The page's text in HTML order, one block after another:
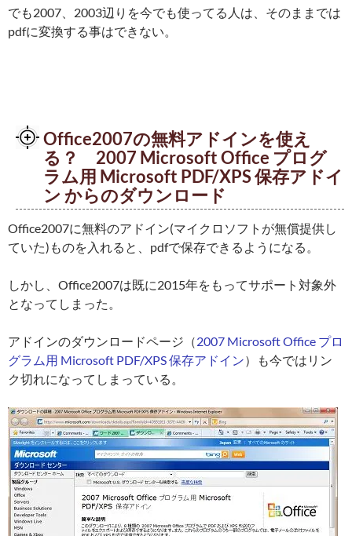
でも2007、2003辺りを今でも使ってる人は、そのままでは
pdfに変換する事はできない。
Office2007の無料アドインを使え
る？ 2007 Microsoft Office プログ
ラム用 Microsoft PDF/XPS 保存アドイ
ン からのダウンロード
Office2007に無料のアドイン(マイクロソフトが無償提供し
ていた)ものを入れると、pdfで保存できるようになる。
しかし、Office2007は既に2015年をもってサポート対象外
となってしまった。
アドインのダウンロードページ（2007 Microsoft Office プロ
グラム用 Microsoft PDF/XPS 保存アドイン）も今ではリン
ク切れになってしまっている。